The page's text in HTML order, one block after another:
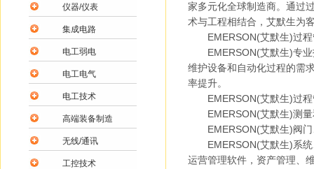
家多元化全球制造商。通过
术与工程相结合，艾默生为
​EMERSON(艾默生)过程
EMERSON(艾默生)专业
维护设备和自动化过程的需
率提升。
EMERSON(艾默生)过程
EMERSON(艾默生)测量
EMERSON(艾默生)阀门
EMERSON(艾默生)系统
运营管理软件，资产管理、
仪器/仪表
集成电路
电工弱电
电工电气
电工技术
高端装备制造
无线/通讯
工控技术